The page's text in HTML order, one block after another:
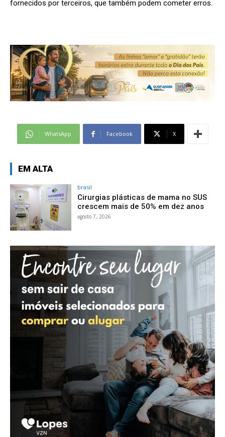
fornecidos por terceiros, que também podem cometer erros.
WhatsApp Facebook X
EM ALTA
brasil
Cirurgias plásticas de mama no SUS
crescem mais de 50% em dez anos
agosto 7, 2026